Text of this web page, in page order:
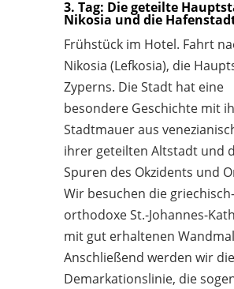
3. Tag: Die geteilte
Nikosia und die
Frühstück im Hotel. Fahrt
Nikosia (Lefkosia), die
Zyperns. Die Stadt hat eine
besondere Geschichte mit
Stadtmauer aus
ihrer geteilten Altstadt und
Spuren des Okzidents und
Wir besuchen die griechisch-
orthodoxe St.-Johannes-
mit gut erhaltenen
Anschließend werden wir die
Demarkationslinie, die